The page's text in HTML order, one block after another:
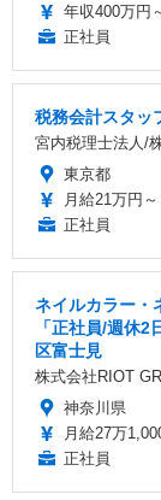
年収400万円
正社員
税務会計スタッ
宮内税理士法人/
東京都
月給21万円～
正社員
ネイルカラー・
「正社員/週休
区富士見
株式会社RIOT
神奈川県
月給27万
正社員